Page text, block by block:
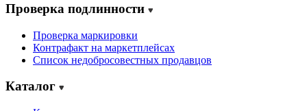
Проверка подлинности
Проверка маркировки
Контрафакт на маркетплейсах
Cписок недобросовестных продавцов
Каталог